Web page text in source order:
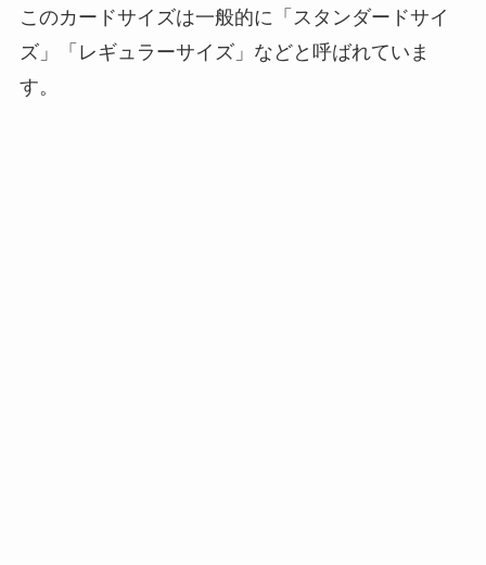
このカードサイズは一般的に「スタンダードサイ
ズ」「レギュラーサイズ」などと呼ばれていま
す。